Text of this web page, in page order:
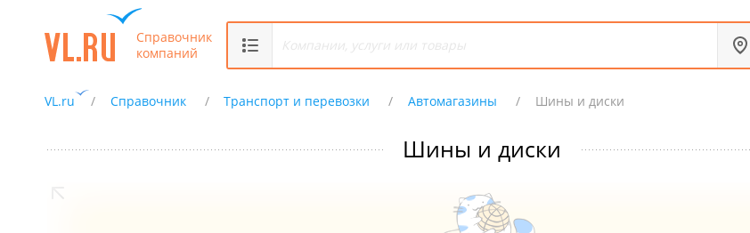
Справочник
компаний
VL.ru Справочник Транспорт и перевозки Автомагазины Шины и диски
Шины и диски